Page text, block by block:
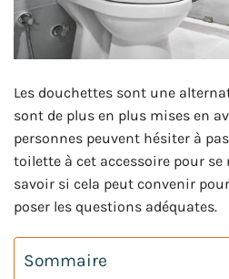
Les douchettes sont une
sont de plus en plus mises en
personnes peuvent hésiter à
toilette à cet accessoire pour se
savoir si cela peut convenir
poser les questions adéquates.
Sommaire